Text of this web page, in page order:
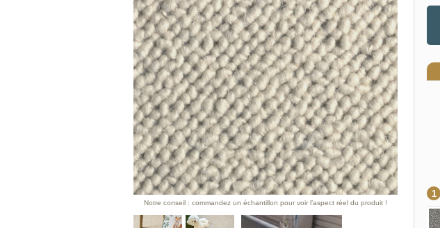
Notre conseil : commandez un échantillon pour voir l’aspect réel du produit !